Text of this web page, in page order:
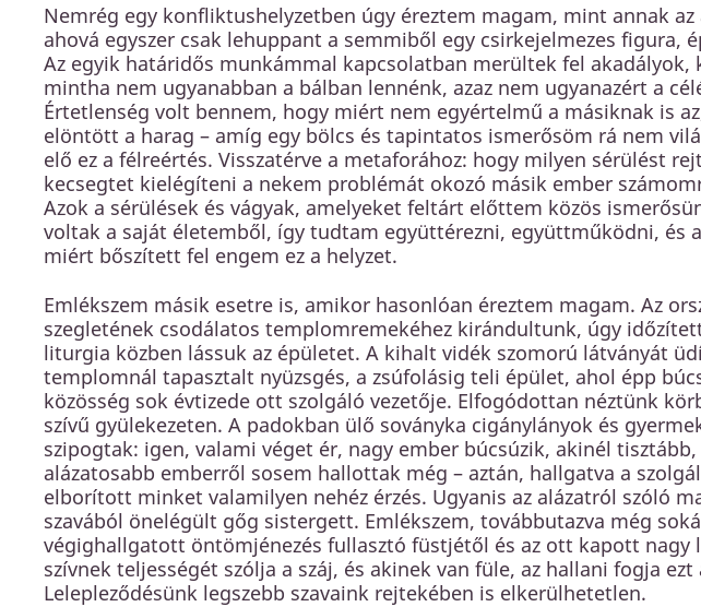
Nemrég egy konfliktushelyzetben úgy éreztem magam, mint annak
ahová egyszer csak lehuppant a semmiből egy csirkejelmezes figura,
Az egyik határidős munkámmal kapcsolatban merültek fel akadályok,
mintha nem ugyanabban a bálban lennénk, azaz nem ugyanazért a
Értetlenség volt bennem, hogy miért nem egyértelmű a másiknak is
elöntött a harag – amíg egy bölcs és tapintatos ismerősöm rá nem
elő ez a félreértés. Visszatérve a metaforához: hogy milyen sérülést
kecsegtet kielégíteni a nekem problémát okozó másik ember
Azok a sérülések és vágyak, amelyeket feltárt előttem közös
voltak a saját életemből, így tudtam együttérezni, együttműködni, és
miért bőszített fel engem ez a helyzet.
Emlékszem másik esetre is, amikor hasonlóan éreztem magam. Az
szegletének csodálatos templomremekéhez kirándultunk, úgy
liturgia közben lássuk az épületet. A kihalt vidék szomorú látványát
templomnál tapasztalt nyüzsgés, a zsúfolásig teli épület, ahol épp
közösség sok évtizede ott szolgáló vezetője. Elfogódottan néztünk
szívű gyülekezeten. A padokban ülő soványka cigánylányok és
szipogtak: igen, valami véget ér, nagy ember búcsúzik, akinél
alázatosabb emberről sosem hallottak még – aztán, hallgatva a
elborított minket valamilyen nehéz érzés. Ugyanis az alázatról szóló
szavából önelégült gőg sistergett. Emlékszem, továbbutazva még
végighallgatott öntömjénezés fullasztó füstjétől és az ott kapott nagy
szívnek teljességét szólja a száj, és akinek van füle, az hallani fogja
Lelepleződésünk legszebb szavaink rejtekében is elkerülhetetlen.